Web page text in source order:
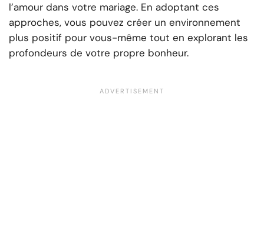
l’amour dans votre mariage. En adoptant ces
approches, vous pouvez créer un environnement
plus positif pour vous-même tout en explorant les
profondeurs de votre propre bonheur.